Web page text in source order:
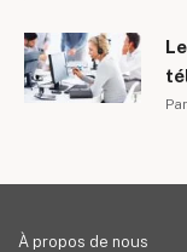
À propos de nous